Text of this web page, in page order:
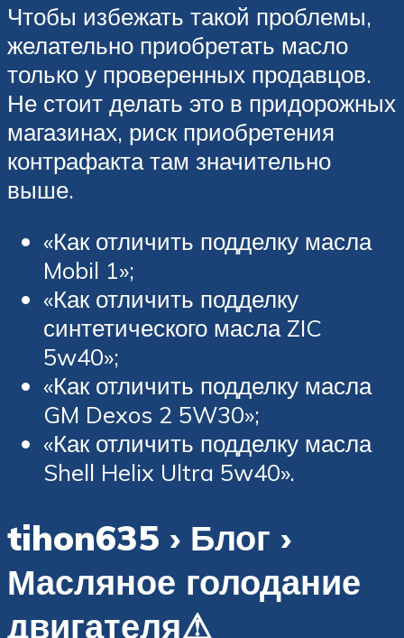
Чтобы избежать такой проблемы,
желательно приобретать масло
только у проверенных продавцов.
Не стоит делать это в придорожных
магазинах, риск приобретения
контрафакта там значительно
выше.
«Как отличить подделку масла
Mobil 1»;
«Как отличить подделку
синтетического масла ZIC
5w40»;
«Как отличить подделку масла
GM Dexos 2 5W30»;
«Как отличить подделку масла
Shell Helix Ultra 5w40».
tihon635 › Блог ›
Масляное голодание
двигателя⚠